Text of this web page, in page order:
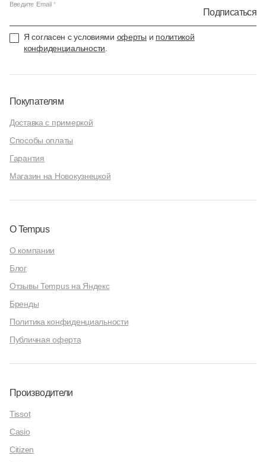
Введите Email
Подписаться
Я согласен с условиями оферты и политикой
конфиденциальности
Покупателям
Доставка с примеркой
Способы оплаты
Гарантия
Магазин на Новокузнецкой
О Tempus
О компании
Блог
Отзывы Tempus на Яндекс
Бренды
Политика конфиденциальности
Публичная оферта
Производители
Tissot
Casio
Citizen